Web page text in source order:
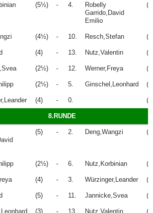
(5½) - 4.
Robelly
Garrido,David
Emilio
(4½) - 10. Resch,Stefan
(4) - 13. Nutz,Valentin
(2½) - 12. Werner,Freya
(2½) - 5. Ginschel,Leonhard
(4) - 0.
8.RUNDE
(5) - 2. Deng,Wangzi
(2½) - 6. Nutz,Korbinian
(4) - 3. Würzinger,Leander
(5) - 11. Jannicke,Svea
(3) - 13. Nutz,Valentin